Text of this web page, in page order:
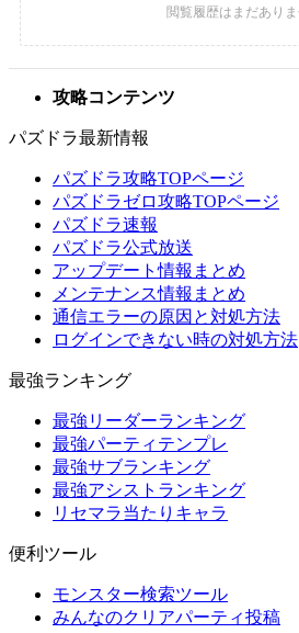
攻略コンテンツ
パズドラ最新情報
パズドラ攻略TOPページ
パズドラゼロ攻略TOPページ
パズドラ速報
パズドラ公式放送
アップデート情報まとめ
メンテナンス情報まとめ
通信エラーの原因と対処方法
ログインできない時の対処方法
最強ランキング
最強リーダーランキング
最強パーティテンプレ
最強サブランキング
最強アシストランキング
リセマラ当たりキャラ
便利ツール
モンスター検索ツール
みんなのクリアパーティ投稿